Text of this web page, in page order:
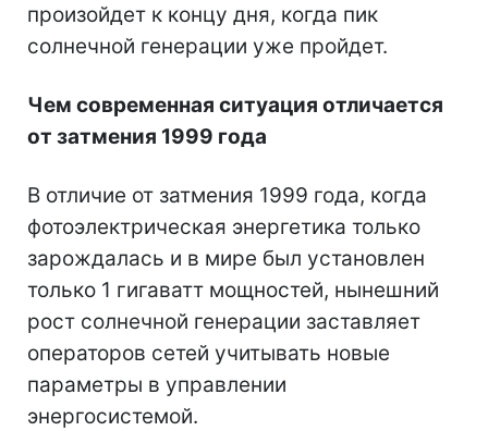
произойдет к концу дня, когда пик
солнечной генерации уже пройдет.
Чем современная ситуация отличается
от затмения 1999 года
В отличие от затмения 1999 года, когда
фотоэлектрическая энергетика только
зарождалась и в мире был установлен
только 1 гигаватт мощностей, нынешний
рост солнечной генерации заставляет
операторов сетей учитывать новые
параметры в управлении
энергосистемой.